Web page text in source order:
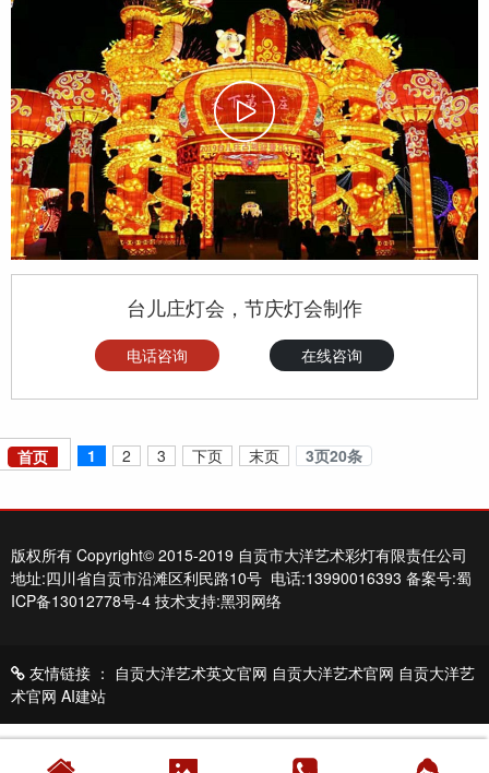
台儿庄灯会，节庆灯会制作
电话咨询 在线咨询
首页 1 2 3 下页 末页 3页20条
版权所有 Copyright© 2015-2019 自贡市大洋艺术彩灯有限责任公司
地址:四川省自贡市沿滩区利民路10号 电话:13990016393 备案号:蜀
ICP备13012778号-4 技术支持:黑羽网络
友情链接 ： 自贡大洋艺术英文官网 自贡大洋艺术官网 自贡大洋艺
术官网 AI建站
